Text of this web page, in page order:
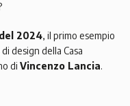
2024, il primo esempio
design della Casa
di Vincenzo Lancia.